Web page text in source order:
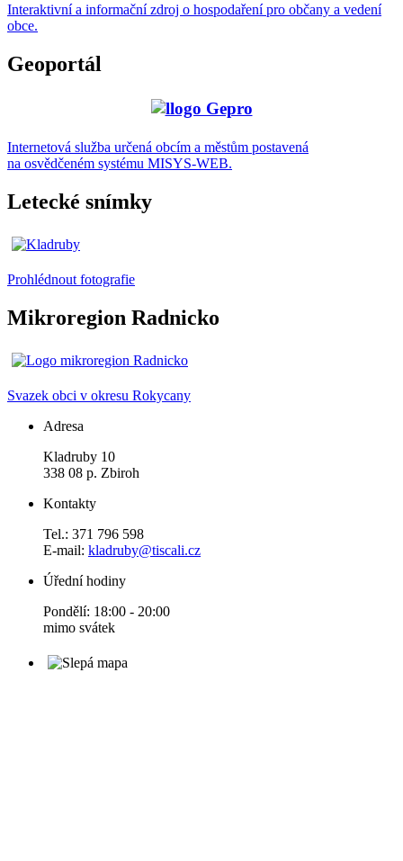
Interaktivní a informační zdroj o hospodaření pro občany a vedení
obce.
Geoportál
Internetová služba určená obcím a městům postavená
na osvědčeném systému MISYS-WEB.
Letecké snímky
Prohlédnout fotografie
Mikroregion Radnicko
Svazek obci v okresu Rokycany
Adresa
Kladruby 10
338 08 p. Zbiroh
Kontakty
Tel.: 371 796 598
E-mail: kladruby@tiscali.cz
Úřední hodiny
Pondělí: 18:00 - 20:00
mimo svátek